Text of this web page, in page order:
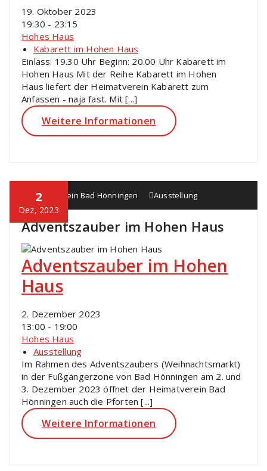
19. Oktober 2023
19:30 - 23:15
Hohes Haus
Kabarett im Hohen Haus
Einlass: 19.30 Uhr Beginn: 20.00 Uhr Kabarett im
Hohen Haus Mit der Reihe Kabarett im Hohen
Haus liefert der Heimatverein Kabarett zum
Anfassen - naja fast. Mit [...]
Weitere Informationen
2
Dez, 2023
Heimatverein Bad Hönningen Ausstellung
Adventszauber im Hohen Haus
Adventszauber im Hohen
Haus
2. Dezember 2023
13:00 - 19:00
Hohes Haus
Ausstellung
Im Rahmen des Adventszaubers (Weihnachtsmarkt)
in der Fußgängerzone von Bad Hönningen am 2. und
3. Dezember 2023 öffnet der Heimatverein Bad
Hönningen auch die Pforten [...]
Weitere Informationen